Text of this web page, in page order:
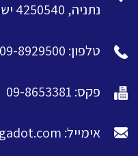
נתניה, 4250540 ישראל
טלפון: 09-8929500
פקס: 09-8653381
אימייל: gadotsite@gadot.com